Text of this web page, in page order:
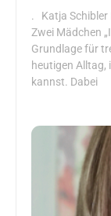
. Katja Schibler
Zwei Mädchen
Grundlage für
heutigen Alltag,
kannst. Dabei